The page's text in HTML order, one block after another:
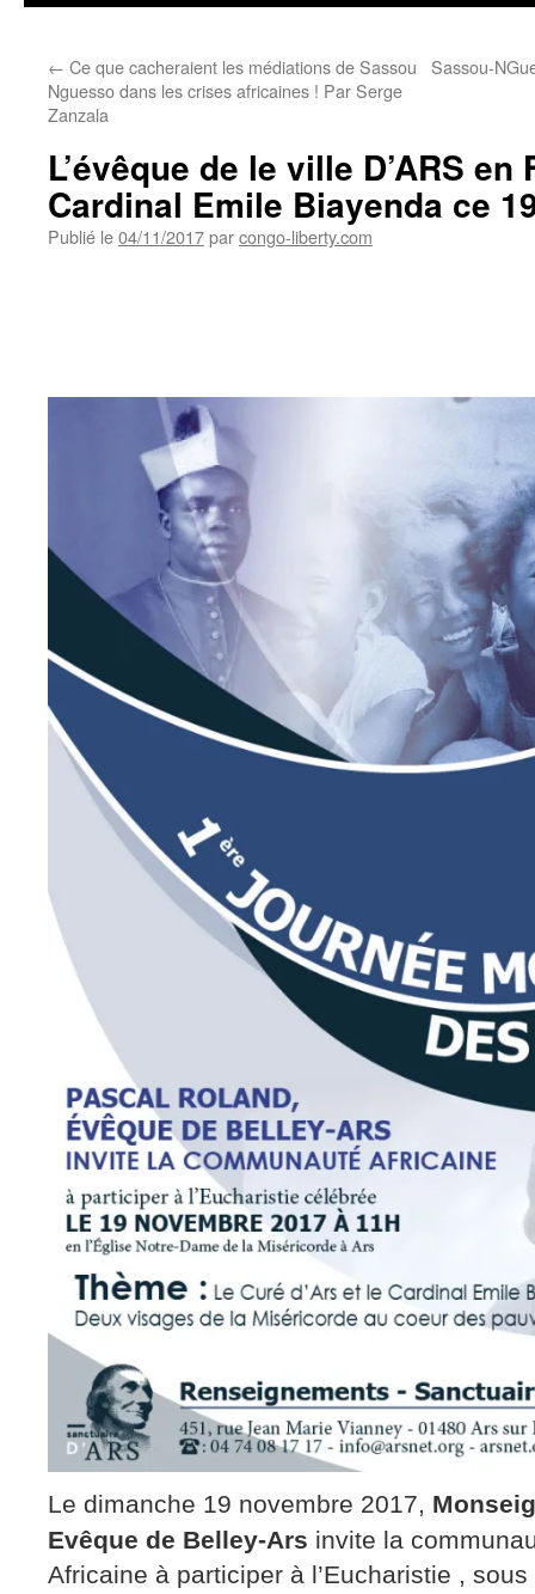
← Ce que cacheraient les médiations de Sassou
Nguesso dans les crises africaines ! Par Serge
Zanzala
Sassou-
L’évêque de le ville D’ARS
Cardinal Emile Biayenda ce
Publié le04/11/2017parcongo-liberty.com
Le dimanche 19 novembre 2017,
Evêque de Belley-Ars invite la
Africaine à participer à l’Eucharistie ,